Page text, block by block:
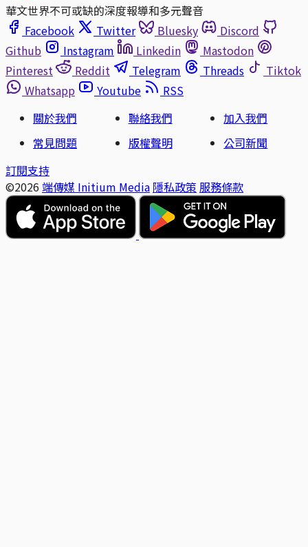
華文世界不可或缺的深度報導和多元聲音
Facebook
Twitter Bluesky
Discord
Github
Instagram Linkedin
Mastodon
Pinterest
Reddit Telegram Threads
Tiktok
Whatsapp
Youtube
RSS
關於我們
聯絡我們
加入我們
常見問題
版權聲明
公司新聞
訂閱支持
©2026 端傳媒 Initium Media 隱私政策 服務條款